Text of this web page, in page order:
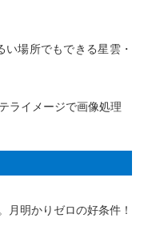
場所でもできる星雲・
ライメージで画像処理
月明かりゼロの好条件！